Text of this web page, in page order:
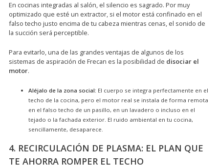
En cocinas integradas al salón, el silencio es sagrado. Por muy
optimizado que esté un extractor, si el motor está confinado en el
falso techo justo encima de tu cabeza mientras cenas, el sonido de
la succión será perceptible.
Para evitarlo, una de las grandes ventajas de algunos de los
sistemas de aspiración de Frecan es la posibilidad de disociar el
motor.
Aléjalo de la zona social: El cuerpo se integra perfectamente en el
techo de la cocina, pero el motor real se instala de forma remota
en el falso techo de un pasillo, en un lavadero o incluso en el
tejado o la fachada exterior. El ruido ambiental en tu cocina,
sencillamente, desaparece.
4. RECIRCULACIÓN DE PLASMA: EL PLAN QUE
TE AHORRA ROMPER EL TECHO